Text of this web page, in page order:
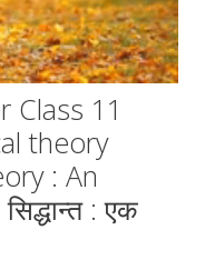
Class 11
theory
: An
: एक